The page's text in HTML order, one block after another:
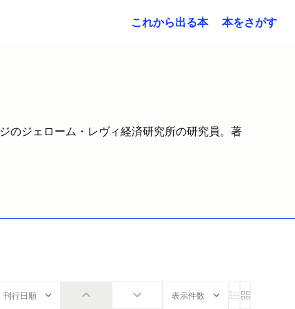
これから出る本 本をさがす
のジェローム・レヴィ経済研究所の研究員。著